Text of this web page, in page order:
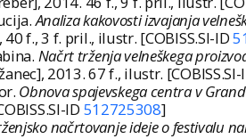
Analiza kakovosti izvajanja
f., 3 f. pril., ilustr. [COBISS.SI-ID
Načrt trženja velneškega
2013. 67 f., ilustr.
Obnova spajevskega centra v
ID 512725308]
načrtovanje ideje o festivalu